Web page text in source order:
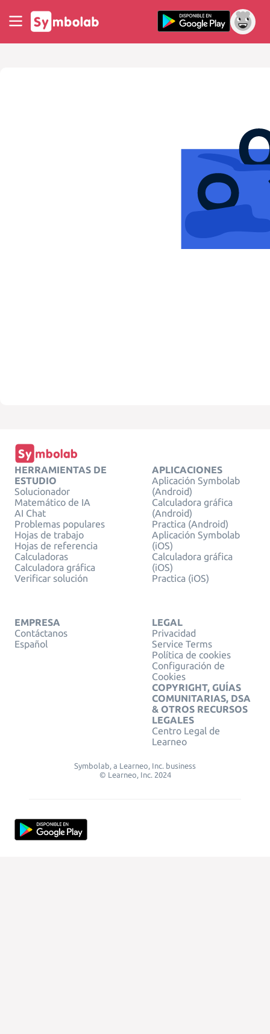
HERRAMIENTAS DE
ESTUDIO
Solucionador
Matemático de IA
AI Chat
Problemas populares
Hojas de trabajo
Hojas de referencia
Calculadoras
Calculadora gráfica
Verificar solución
APLICACIONES
Aplicación Symbolab
(Android)
Calculadora gráfica
(Android)
Practica (Android)
Aplicación Symbolab
(iOS)
Calculadora gráfica
(iOS)
Practica (iOS)
EMPRESA
Contáctanos
Español
LEGAL
Privacidad
Service Terms
Política de cookies
Configuración de
Cookies
COPYRIGHT, GUÍAS
COMUNITARIAS, DSA
& OTROS RECURSOS
LEGALES
Centro Legal de
Learneo
Symbolab, a Learneo, Inc. business
© Learneo, Inc. 2024